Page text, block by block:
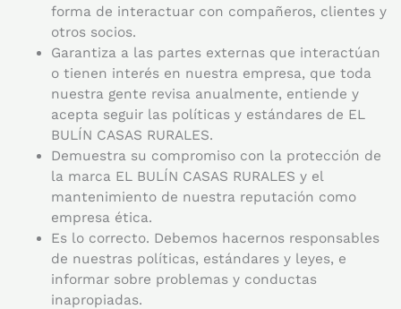
forma de interactuar con compañeros, clientes y
otros socios.
Garantiza a las partes externas que interactúan
o tienen interés en nuestra empresa, que toda
nuestra gente revisa anualmente, entiende y
acepta seguir las políticas y estándares de EL
BULÍN CASAS RURALES.
Demuestra su compromiso con la protección de
la marca EL BULÍN CASAS RURALES y el
mantenimiento de nuestra reputación como
empresa ética.
Es lo correcto. Debemos hacernos responsables
de nuestras políticas, estándares y leyes, e
informar sobre problemas y conductas
inapropiadas.